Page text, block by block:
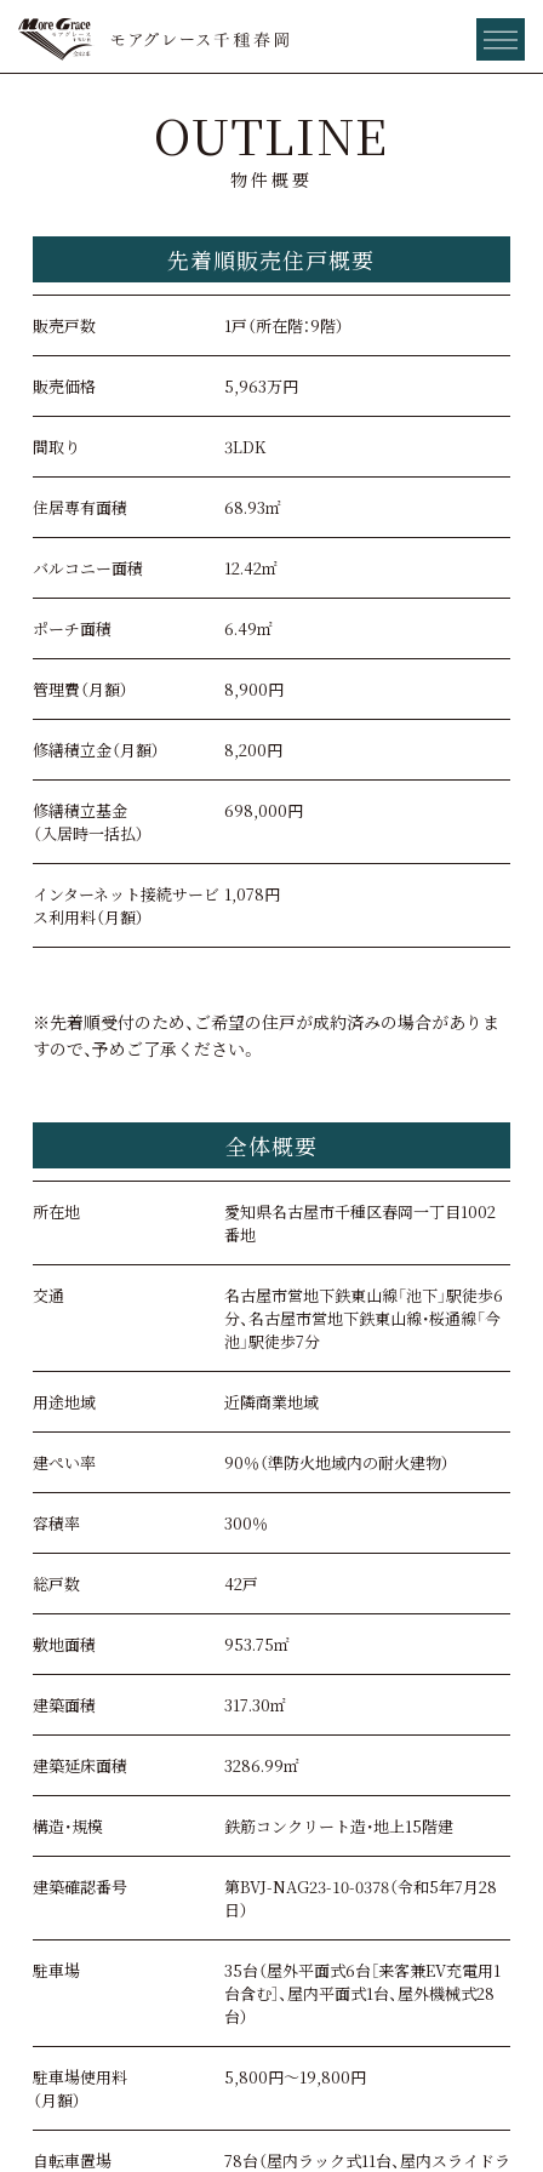
OUTLINE
物件概要
先着順販売住戸概要
販売戸数 1戸（所在階：9階）
販売価格 5,963万円
間取り 3LDK
住居専有面積 68.93㎡
バルコニー面積 12.42㎡
ポーチ面積 6.49㎡
管理費（月額） 8,900円
修繕積立金（月額） 8,200円
修繕積立基金
（入居時一括払）
698,000円
インターネット接続サービ
ス利用料（月額）
1,078円
※先着順受付のため、ご希望の住戸が成約済みの場合がありま
すので、予めご了承ください。
全体概要
所在地
愛知県名古屋市千種区春岡一丁目1002
番地
交通
名古屋市営地下鉄東山線「池下」駅徒歩6
分、名古屋市営地下鉄東山線・桜通線「今
池」駅徒歩7分
用途地域 近隣商業地域
建ぺい率 90％（準防火地域内の耐火建物）
容積率 300％
総戸数 42戸
敷地面積 953.75㎡
建築面積 317.30㎡
建築延床面積 3286.99㎡
構造・規模 鉄筋コンクリート造・地上15階建
建築確認番号
第BVJ-NAG23-10-0378（令和5年7月28
日）
駐車場
35台（屋外平面式6台［来客兼EV充電用1
台含む］、屋内平面式1台、屋外機械式28
台）
駐車場使用料
（月額）
5,800円～19,800円
自転車置場 78台（屋内ラック式11台、屋内スライドラ